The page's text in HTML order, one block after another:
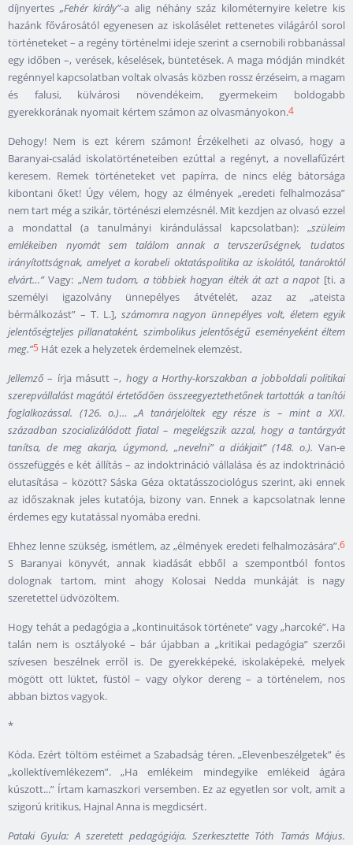
díjnyertes „Fehér király”-a alig néhány száz kilométernyire keletre kis
hazánk fővárosától egyenesen az iskolásélet rettenetes világáról sorol
történeteket – a regény történelmi ideje szerint a csernobili robbanással
egy időben –, verések, késelések, büntetések. A maga módján mindkét
regénnyel kapcsolatban voltak olvasás közben rossz érzéseim, a magam
és falusi, külvárosi növendékeim, gyermekeim boldogabb
gyerekkorának nyomait kértem számon az olvasmányokon.4
Dehogy! Nem is ezt kérem számon! Érzékelheti az olvasó, hogy a
Baranyai-család iskolatörténeteiben ezúttal a regényt, a novellafűzért
keresem. Remek történeteket vet papírra, de nincs elég bátorsága
kibontani őket! Úgy vélem, hogy az élmények „eredeti felhalmozása”
nem tart még a szikár, történészi elemzésnél. Mit kezdjen az olvasó ezzel
a mondattal (a tanulmányi kirándulással kapcsolatban): „szüleim
emlékeiben nyomát sem találom annak a tervszerűségnek, tudatos
irányítottságnak, amelyet a korabeli oktatáspolitika az iskolától, tanároktól
elvárt…”Vagy: „Nem tudom, a többiek hogyan élték át azt a napot[ti. a
személyi igazolvány ünnepélyes átvételét, azaz az „ateista
bérmálkozást” – T. L.], számomra nagyon ünnepélyes volt, életem egyik
jelentőségteljes pillanataként, szimbolikus jelentőségű eseményeként éltem
meg.”5 Hát ezek a helyzetek érdemelnek elemzést.
Jellemző – írja másutt –, hogy a Horthy-korszakban a jobboldali politikai
szerepvállalást magától értetődően összeegyeztethetőnek tartották a tanítói
foglalkozással. (126. o.)… „A tanárjelöltek egy része is – mint a XXI.
században szocializálódott fiatal– megelégszik azzal, hogy a tantárgyát
tanítsa, de meg akarja, úgymond, „nevelni” a diákjait” (148. o.). Van-e
összefüggés e két állítás – az indoktrináció vállalása és az indoktrináció
elutasítása – között? Sáska Géza oktatásszociológus szerint, aki ennek
az időszaknak jeles kutatója, bizony van. Ennek a kapcsolatnak lenne
érdemes egy kutatással nyomába eredni.
Ehhez lenne szükség, ismétlem, az „élmények eredeti felhalmozására”.6
S Baranyai könyvét, annak kiadását ebből a szempontból fontos
dolognak tartom, mint ahogy Kolosai Nedda munkáját is nagy
szeretettel üdvözöltem.
Hogy tehát a pedagógia a „kontinuitások története” vagy „harcoké”. Ha
talán nem is osztályoké – bár újabban a „kritikai pedagógia” szerzői
szívesen beszélnek erről is. De gyerekképeké, iskolaképeké, melyek
mögött ott lüktet, füstöl – vagy olykor dereng – a történelem, nos
abban biztos vagyok.
*
Kóda. Ezért töltöm estéimet a Szabadság téren. „Elevenbeszélgetek” és
„kollektívemlékezem”. „Ha emlékeim mindegyike emlékeid ágára
kúszott...” Írtam kamaszkori versemben. Ez az egyetlen sor volt, amit a
szigorú kritikus, Hajnal Anna is megdicsért.
Pataki Gyula: A szeretett pedagógiája. Szerkesztette Tóth Tamás Május.